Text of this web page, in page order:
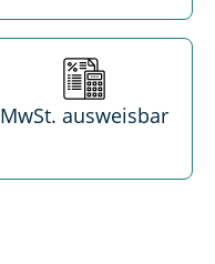
MwSt.
MwSt. ausweisbar